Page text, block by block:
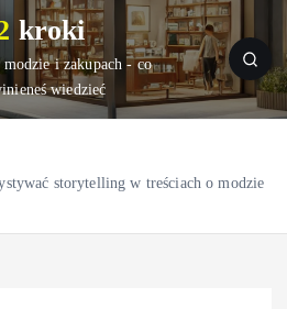
2 kroki
i zakupach - co
wiedzieć
storytelling w treściach o modzie